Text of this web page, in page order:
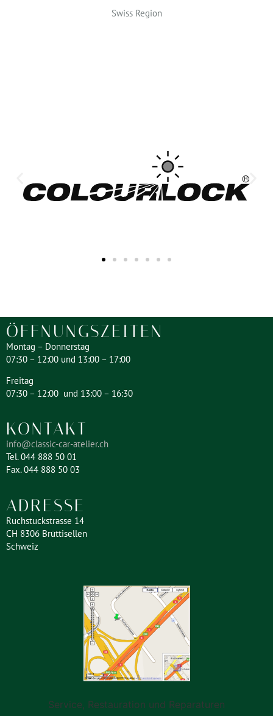
Swiss Region
ÖFFNUNGSZEITEN
Montag – Donnerstag
07:30 – 12:00 und 13:00 – 17:00
Freitag
07:30 – 12:00 und 13:00 – 16:30
KONTAKT
info@classic-car-atelier.ch
Tel. 044 888 50 01
Fax. 044 888 50 03
ADRESSE
Ruchstuckstrasse 14
CH 8306 Brüttisellen
Schweiz
Service, Restauration und Reparaturen